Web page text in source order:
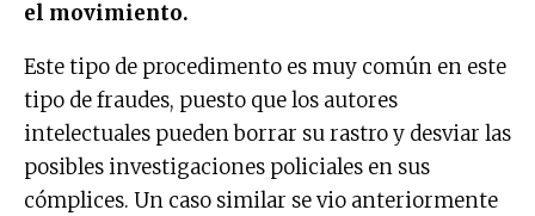
el movimiento.
Este tipo de procedimento es muy común en este
tipo de fraudes, puesto que los autores
intelectuales pueden borrar su rastro y desviar las
posibles investigaciones policiales en sus
cómplices. Un caso similar se vio anteriormente